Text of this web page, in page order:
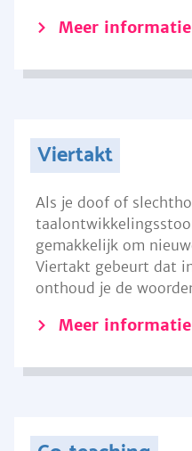
Meer informatie
Viertakt
Als je doof of
gemakkelijk om
Viertakt gebeurt dat
onthoud je de
Meer informatie